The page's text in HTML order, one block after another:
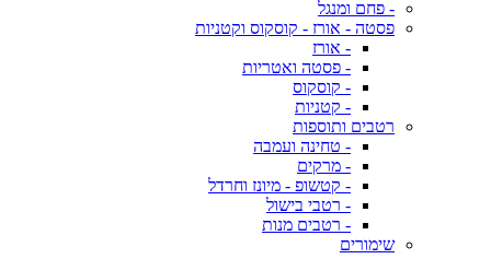
- פחם ומנגל
פסטה - אורז - קוסקוס וקטניות
- אורז
- פסטה ואטריות
- קוסקוס
- קטניות
רטבים ותוספות
- טחינה ועמבה
- מרקים
- קטשופ - מיונז וחרדל
- רטבי בישול
- רטבים מנות
שימורים